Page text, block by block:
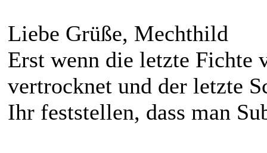
Liebe Grüße, Mechthild
Erst wenn die letzte Fichte
vertrocknet und der letzte
Ihr feststellen, dass man